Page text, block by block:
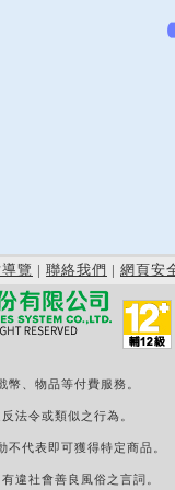
覽 | 聯絡我們 | 網頁安
、物品等付費服務。
法令或類似之行為。
代表即可獲得特定商品。
違社會善良風俗之言詞。